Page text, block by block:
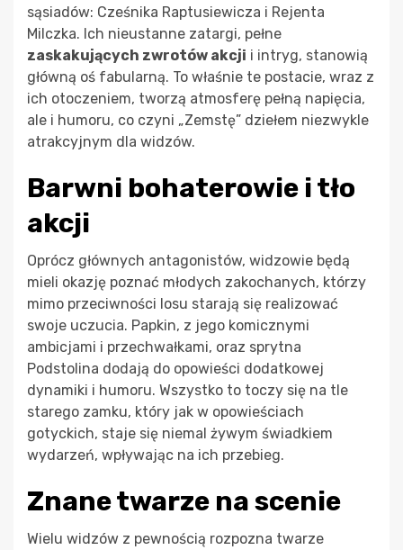
sąsiadów: Cześnika Raptusiewicza i Rejenta
Milczka. Ich nieustanne zatargi, pełne
zaskakujących zwrotów akcji i intryg, stanowią
główną oś fabularną. To właśnie te postacie, wraz z
ich otoczeniem, tworzą atmosferę pełną napięcia,
ale i humoru, co czyni „Zemstę” dziełem niezwykle
atrakcyjnym dla widzów.
Barwni bohaterowie i tło
akcji
Oprócz głównych antagonistów, widzowie będą
mieli okazję poznać młodych zakochanych, którzy
mimo przeciwności losu starają się realizować
swoje uczucia. Papkin, z jego komicznymi
ambicjami i przechwałkami, oraz sprytna
Podstolina dodają do opowieści dodatkowej
dynamiki i humoru. Wszystko to toczy się na tle
starego zamku, który jak w opowieściach
gotyckich, staje się niemal żywym świadkiem
wydarzeń, wpływając na ich przebieg.
Znane twarze na scenie
Wielu widzów z pewnością rozpozna twarze